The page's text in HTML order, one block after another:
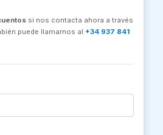
si nos contacta ahora a través
puede llamarnos al +34 937 841